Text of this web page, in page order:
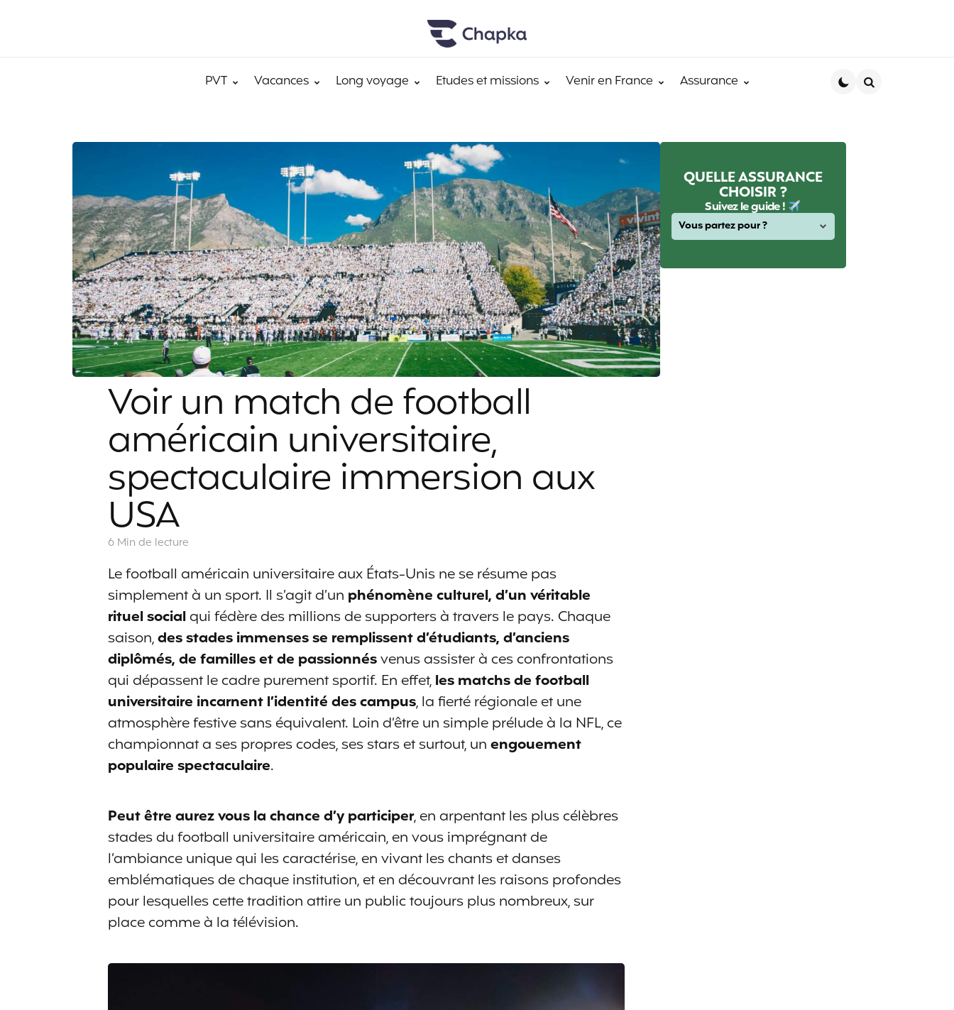
PVT Vacances Long voyage Etudes et missions Venir en France Assurance
Voir un match de football
américain universitaire,
spectaculaire immersion aux
USA
6 Min de lecture
Le football américain universitaire aux États-Unis ne se résume pas
simplement à un sport. Il s’agit d’un phénomène culturel, d’un véritable
rituel socialqui fédère des millions de supporters à travers le pays. Chaque
saison,des stades immenses se remplissent d’étudiants, d’anciens
diplômés, de familles et de passionnésvenus assister à ces confrontations
qui dépassent le cadre purement sportif. En effet,les matchs de football
universitaire incarnent l’identité des campus, la fierté régionale et une
atmosphère festive sans équivalent. Loin d’être un simple prélude à la NFL, ce
championnat a ses propres codes, ses stars et surtout, unengouement
populaire spectaculaire.
Peut être aurez vous la chance d’y participer, en arpentant les plus célèbres
stades du football universitaire américain, en vous imprégnant de
l’ambiance unique qui les caractérise, en vivant les chants et danses
emblématiques de chaque institution, et en découvrant les raisons profondes
pour lesquelles cette tradition attire un public toujours plus nombreux, sur
place comme à la télévision.
QUELLE ASSURANCE
CHOISIR ?
Suivez le guide !